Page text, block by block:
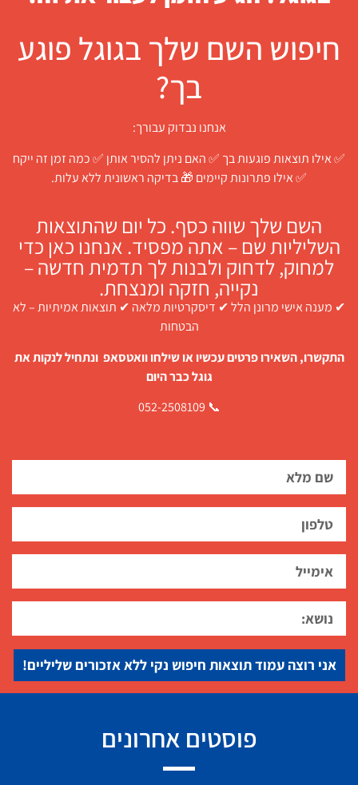
חיפוש השם שלך בגוגל פוגע
בך?
אנחנו נבדוק עבורך:
✅ אילו תוצאות פוגעות בך ✅ האם ניתן להסיר אותן ✅ כמה זמן זה ייקח
✅ אילו פתרונות קיימים 🎁 בדיקה ראשונית ללא עלות.
השם שלך שווה כסף. כל יום שהתוצאות
השליליות שם – אתה מפסיד. אנחנו כאן כדי
למחוק, לדחוק ולבנות לך תדמית חדשה –
נקייה, חזקה ומנצחת.
✔ מענה אישי מרונן הלל ✔ דיסקרטיות מלאה ✔ תוצאות אמיתיות – לא
הבטחות
התקשרו, השאירו פרטים עכשיו או שילחו וואטסאפ ונתחיל לנקות את
גוגל כבר היום
📞 052-2508109
אני רוצה עמוד תוצאות חיפוש נקי ללא אזכורים שליליים!
פוסטים אחרונים